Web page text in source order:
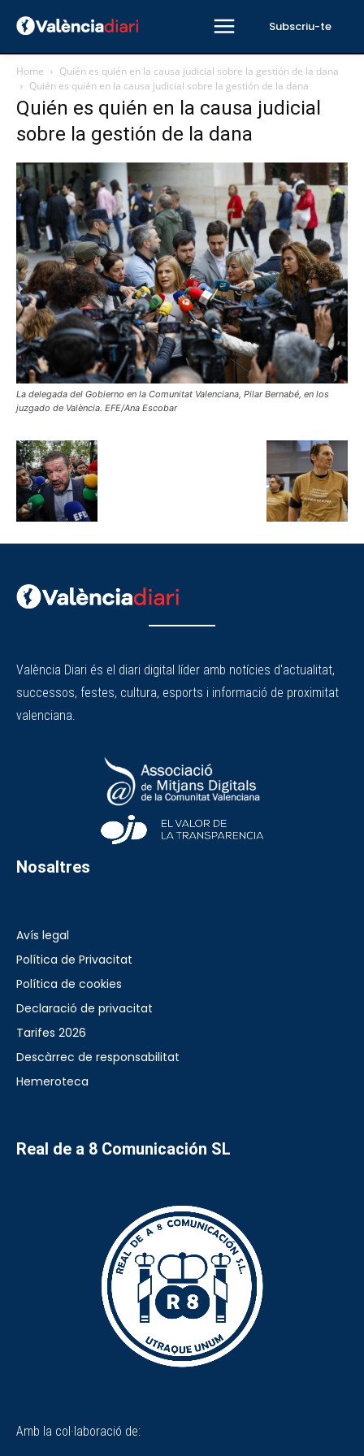
Subscriu-te
Home
Quién es quién en la causa judicial sobre la gestión de la dana
Quién es quién en la causa judicial sobre la gestión de la dana
Quién es quién en la causa judicial
sobre la gestión de la dana
La delegada del Gobierno en la Comunitat Valenciana, Pilar Bernabé, en los
juzgado de València. EFE/Ana Escobar
València Diari és el diari digital líder amb notícies d'actualitat,
successos, festes, cultura, esports i informació de proximitat
valenciana.
Nosaltres
Avís legal
Política de Privacitat
Política de cookies
Declaració de privacitat
Tarifes 2026
Descàrrec de responsabilitat
Hemeroteca
Real de a 8 Comunicación SL
Amb la col·laboració de: